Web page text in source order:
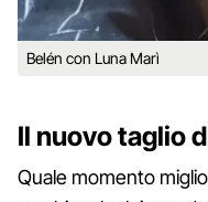
Belén con Luna Marì
Il nuovo taglio
Quale momento